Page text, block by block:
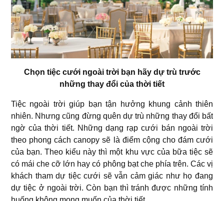
Chọn tiệc cưới ngoài trời bạn hãy dự trù trước
những thay đổi của thời tiết
Tiệc ngoài trời giúp bạn tận hưởng khung cảnh thiên
nhiên. Nhưng cũng đừng quên dự trù những thay đổi bất
ngờ của thời tiết. Những dạng rạp cưới bán ngoài trời
theo phong cách canopy sẽ là điểm cộng cho đám cưới
của bạn. Theo kiểu này thì một khu vực của bữa tiệc sẽ
có mái che cỡ lớn hay có phông bạt che phía trên. Các vị
khách tham dự tiệc cưới sẽ vẫn cảm giác như họ đang
dự tiệc ở ngoài trời. Còn bạn thì tránh được những tính